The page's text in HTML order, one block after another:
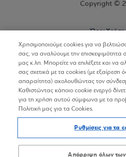
Copyright ©
Όροι
Προσωπικά Δεδομένα στον
Πολιτική
Δήλωση
Sitemap
Χρησιμοποιούμε cookies για να
σας, να αναλύουμε την επισκεψιμότητα
μας κ.λπ. Μπορείτε να επιλέξετε και να
σας σχετικά με τα cookies (με εξαίρεση
απαραίτητα) ακολουθώντας τον
Καθιστώντας κάποιο cookie ενεργό
για τη χρήση αυτού σύμφωνα με τα
Πολιτική μας για τα Cookies.
Ρυθμίσεις για τα
Απόρριψη όλων